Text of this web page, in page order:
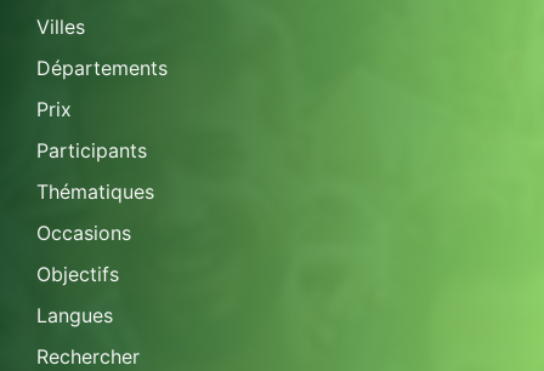
Villes
Départements
Prix
Participants
Thématiques
Occasions
Objectifs
Langues
Rechercher